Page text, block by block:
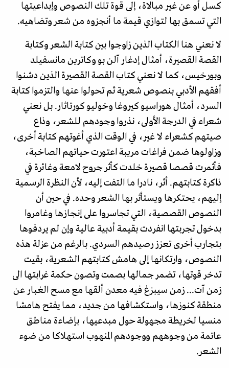
كسل أو عن غير مبالاة، إلى قوة تلك النصوص وإبداعيتها
التي تسمق بها لتوازي قيمة ما أنجزوه من شعر وتضاهيه.
لا نعني هنا الكتاب الذين زاوجوا بين كتابة الشعر وكتابة
القصة القصيرة، أمثال إدغار آلن بو وكاترين مانسفيلد
وبورخيس، كما لا نعني كتاب القصة القصيرة الذين دشنوا
أفقهم الأدبي بنصوص شعرية ثم تحولوا عنها والتزموا كتابة
السرد، أمثال هوراسيو كيروغا وخوليو كورتاثار. بل نعني
شعراء في الدرجة الأولى، نذروا وجودهم للشعر، وذاع
صيتهم كشعراء لا غير، في الوقت الذي أغوتهم كتابة أخرى،
وزاولوها ضمن فراغات مريبة اعتورت حياتهم الصاخبة،
فأثمرت قصصا قصيرة خلدت كأثر جروح لامعة وغائرة في
ذاكرة كتابتهم. أثر، نادرا ما التفت إليه، لأن النظرة الرسمية
إليهم، يحتكرها ويستأثر بها الشعر وحده. في حين أن
النصوص القصصية، التي تجاسروا على إنجازها وغامروا
بدخول تجربتها انفردت بقيمة أدبية عالية وإن لم يردفوها
بتجارب أخرى تعزز رصيدهم السردي. بالرغم من عزلة هذه
النصوص، وارتكانها إلى هامش كتابتهم الشعرية، بقيت
تدخر قوتها، تضمر جمالها بصمت وتصون حكمة غرابتها الى
زمن آت... زمن سيبزغ فيه معدن ألقها مع مسح الغبار عن
منطقة كنوزها، واستكشافها من جديد، مما يفتح هامشا
منسيا لخريطة مجهولة حول مبدعيها، بإضاءة مناطق
عاتمة من وجوههم ووجودهم المنهوب استهلاكا من ضوء
الشعر.